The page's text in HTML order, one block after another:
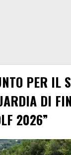
PER IL
DI
2026”